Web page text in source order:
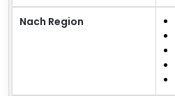
Nach Region